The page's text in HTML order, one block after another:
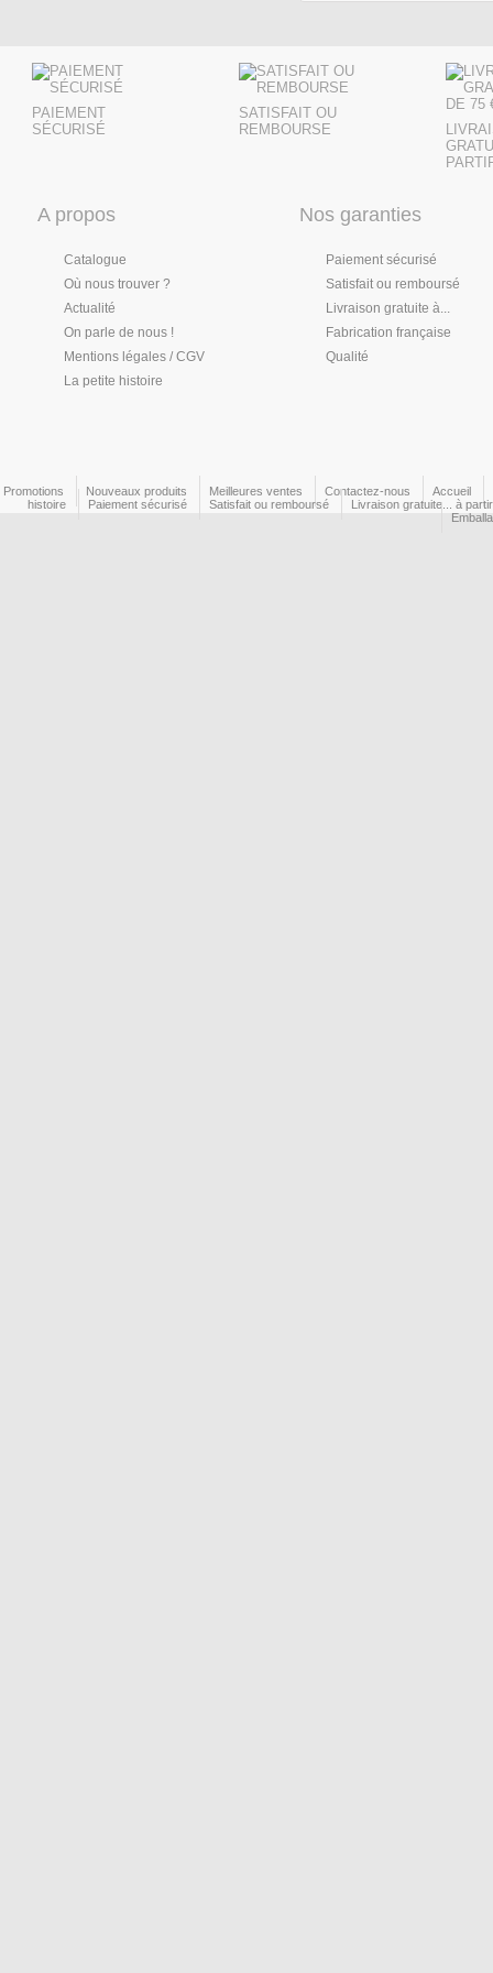
PAIEMENT
SÉCURISÉ
SATISFAIT OU
REMBOURSE
A propos
Catalogue
Où nous trouver ?
Actualité
On parle de nous !
Mentions légales / CGV
La petite histoire
Nos garanties
Paiement sécurisé
Satisfait ou remboursé
Livraison gratuite à...
Fabrication française
Qualité
Promotions Nouveaux produits Meilleures ventes Contactez-nous Accueil
histoire
Paiement sécurisé Satisfait ou remboursé
Livraison gratuite... à